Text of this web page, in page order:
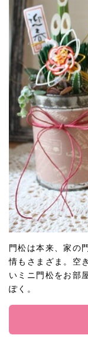
門松は本来、家の
情もさまざま。空
いミニ門松をお部
ぽく。